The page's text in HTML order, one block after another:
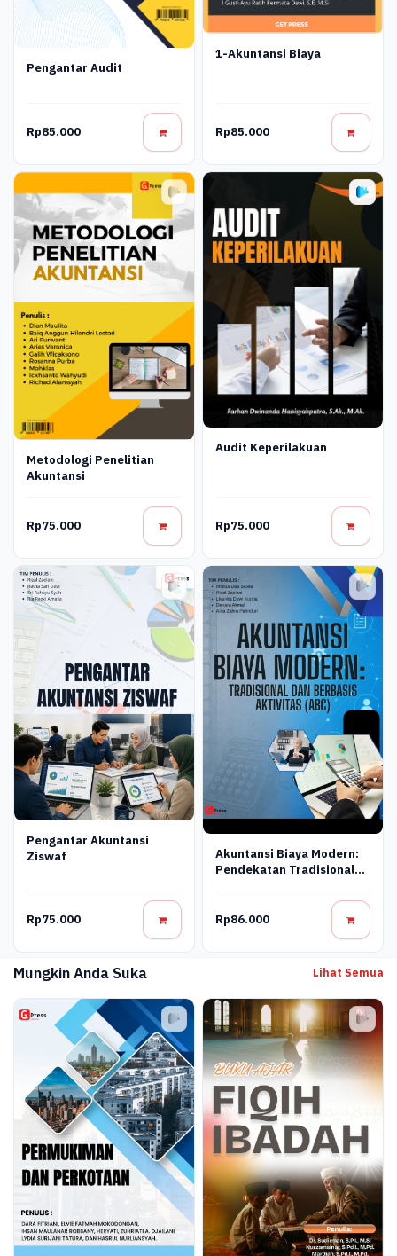
Pengantar Audit
Rp85.000
1-Akuntansi Biaya
Rp85.000
Metodologi Penelitian
Akuntansi
Rp75.000
Audit Keperilakuan
Rp75.000
Pengantar Akuntansi
Ziswaf
Rp75.000
Akuntansi Biaya Modern:
Pendekatan Tradisional
Rp86.000
Mungkin Anda Suka Lihat Semua